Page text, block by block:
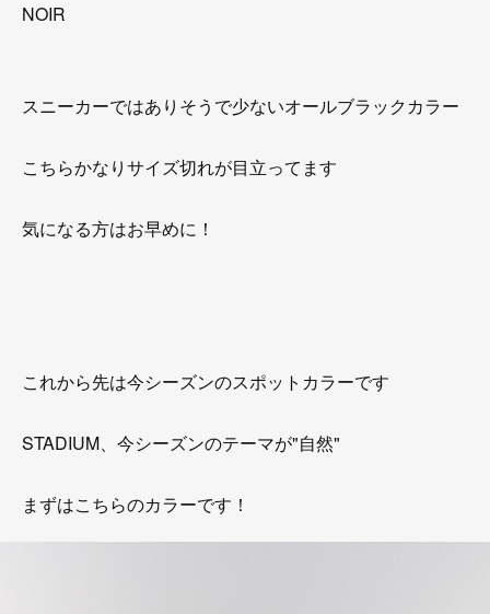
NOIR
スニーカーではありそうで少ないオールブラックカラー
こちらかなりサイズ切れが目立ってます
気になる方はお早めに！
これから先は今シーズンのスポットカラーです
STADIUM、今シーズンのテーマが"自然"
まずはこちらのカラーです！